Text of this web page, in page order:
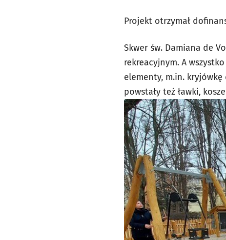
Projekt otrzymał
Skwer św. Damiana de
rekreacyjnym. A
elementy, m.in. kryjówkę
powstały też ławki,